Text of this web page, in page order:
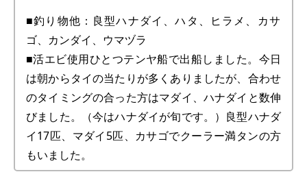
■釣り物他：良型ハナダイ、ハタ、ヒラメ、カサ
ゴ、カンダイ、ウマヅラ
■活エビ使用ひとつテンヤ船で出船しました。今日
は朝からタイの当たりが多くありましたが、合わせ
のタイミングの合った方はマダイ、ハナダイと数伸
びました。（今はハナダイが旬です。）良型ハナダ
イ17匹、マダイ5匹、カサゴでクーラー満タンの方
もいました。